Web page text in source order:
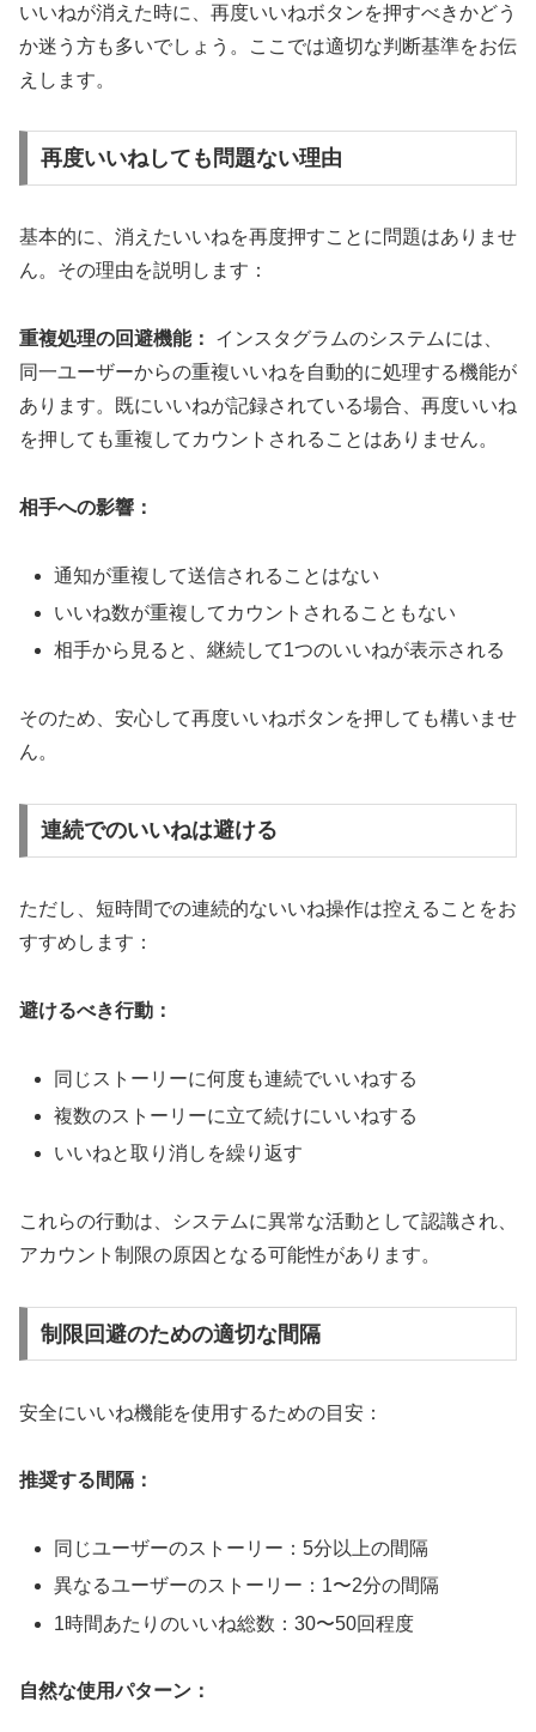
いいねが消えた時に、再度いいねボタンを押すべきかどう
か迷う方も多いでしょう。ここでは適切な判断基準をお伝
えします。
再度いいねしても問題ない理由
基本的に、消えたいいねを再度押すことに問題はありませ
ん。その理由を説明します：
重複処理の回避機能：
インスタグラムのシステムには、
同一ユーザーからの重複いいねを自動的に処理する機能が
あります。既にいいねが記録されている場合、再度いいね
を押しても重複してカウントされることはありません。
相手への影響：
通知が重複して送信されることはない
いいね数が重複してカウントされることもない
相手から見ると、継続して1つのいいねが表示される
そのため、安心して再度いいねボタンを押しても構いませ
ん。
連続でのいいねは避ける
ただし、短時間での連続的ないいね操作は控えることをお
すすめします：
避けるべき行動：
同じストーリーに何度も連続でいいねする
複数のストーリーに立て続けにいいねする
いいねと取り消しを繰り返す
これらの行動は、システムに異常な活動として認識され、
アカウント制限の原因となる可能性があります。
制限回避のための適切な間隔
安全にいいね機能を使用するための目安：
推奨する間隔：
同じユーザーのストーリー：5分以上の間隔
異なるユーザーのストーリー：1〜2分の間隔
1時間あたりのいいね総数：30〜50回程度
自然な使用パターン：